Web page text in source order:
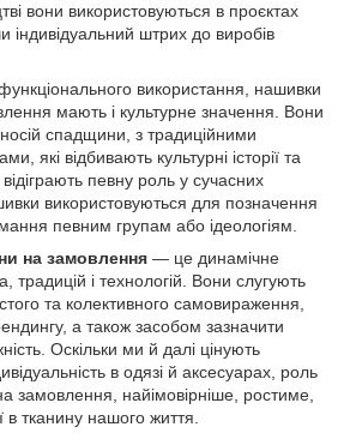
вони використовуються в проєктах
штрих до виробів
використання, нашивки
мають і культурне значення. Вони
спадщини, з традиційними
які відбивають культурні історії та
певну роль у сучасних
використовуються для позначення
певним групам або ідеологіям.
на замовлення — це динамічне
традицій і технологій. Вони слугують
та колективного самовираження,
а також засобом зазначити
Оскільки ми й далі цінують
в одязі й аксесуарах, роль
замовлення, найімовірніше, ростиме,
в тканину нашого життя.